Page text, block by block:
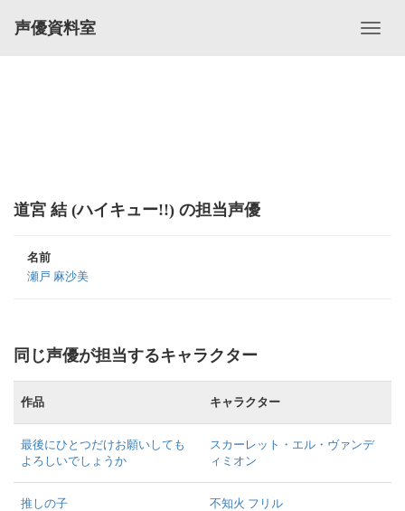
声優資料室
道宮 結 (ハイキュー!!) の担当声優
名前
瀬戸 麻沙美
同じ声優が担当するキャラクター
作品 キャラクター
最後にひとつだけお願いしても
よろしいでしょうか
スカーレット・エル・ヴァンデ
ィミオン
推しの子 不知火 フリル